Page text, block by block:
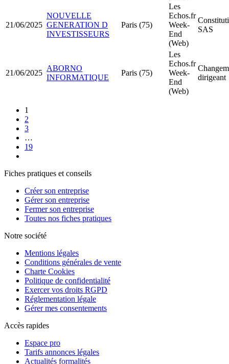
21/06/2025
NOUVELLE
GENERATION D
INVESTISSEURS
Paris (75)
Les
Echos.fr
Week-
End
(Web)
SAS
21/06/2025
ABORNO
INFORMATIQUE
Paris (75)
Les
Echos.fr
Week-
End
(Web)
dirigeant
1
2
3
…
19
Fiches pratiques et conseils
Créer son entreprise
Gérer son entreprise
Fermer son entreprise
Toutes nos fiches pratiques
Notre société
Mentions légales
Conditions générales de vente
Charte Cookies
Politique de confidentialité
Exercer vos droits RGPD
Réglementation légale
Gérer mes consentements
Accès rapides
Espace pro
Tarifs annonces légales
Actualités formalités